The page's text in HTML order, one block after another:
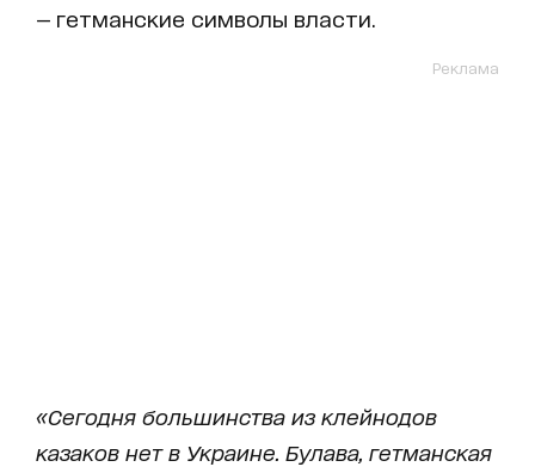
— гетманские символы власти.
Реклама
«Сегодня большинства из клейнодов
казаков нет в Украине. Булава, гетманская